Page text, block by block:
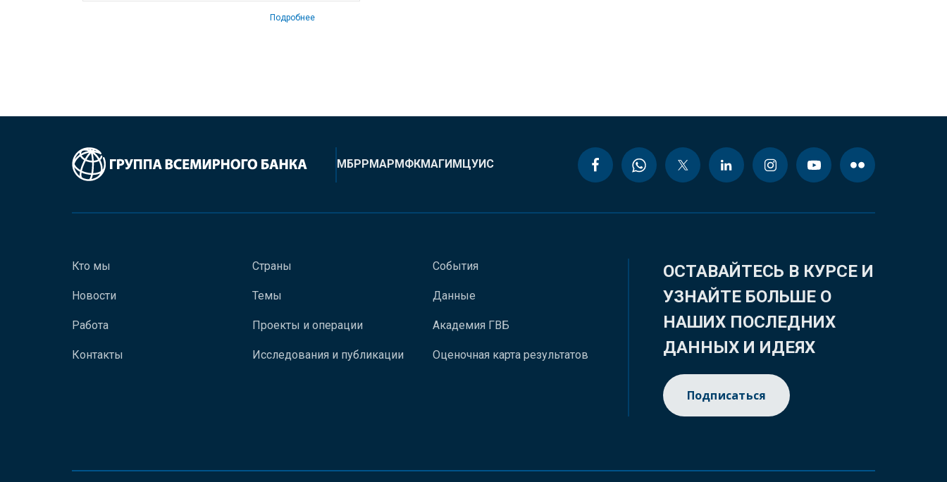
Подробнее
МБРРМАРМФКМАГИМЦУИС
Кто мы
Новости
Работа
Контакты
Страны
Темы
Проекты и операции
Исследования и публикации
События
Данные
Академия ГВБ
Оценочная карта результатов
ОСТАВАЙТЕСЬ В КУРСЕ И
УЗНАЙТЕ БОЛЬШЕ О
НАШИХ ПОСЛЕДНИХ
ДАННЫХ И ИДЕЯХ
Подписаться